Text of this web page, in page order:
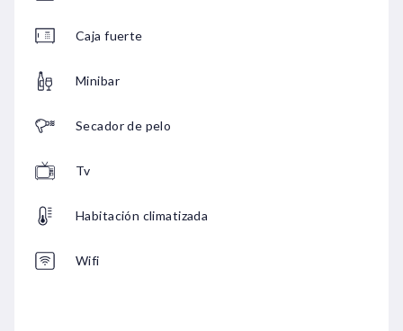
Caja fuerte
Minibar
Secador de pelo
Tv
Habitación climatizada
Wifi